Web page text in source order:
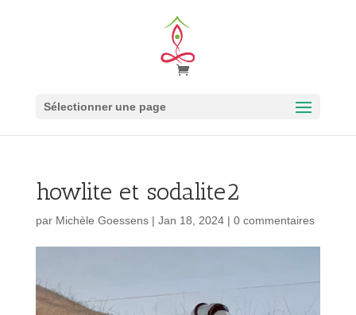
Sélectionner une page
howlite et sodalite2
par Michèle Goessens| Jan 18, 2024| 0 commentaires